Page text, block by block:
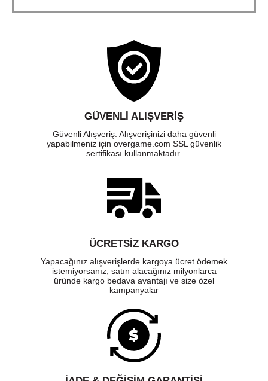
GÜVENLI ALIŞVERIŞ
Güvenli Alışveriş. Alışverişinizi daha güvenli
yapabilmeniz için overgame.com SSL güvenlik
sertifikası kullanmaktadır.
ÜCRETSIZ KARGO
Yapacağınız alışverişlerde kargoya ücret ödemek
istemiyorsanız, satın alacağınız milyonlarca
üründe kargo bedava avantajı ve size özel
kampanyalar